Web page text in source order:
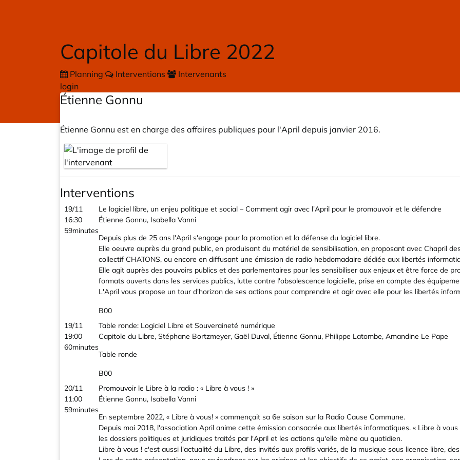
Capitole du Libre 2022
Planning Interventions
Intervenants
login
Étienne Gonnu
Étienne Gonnu est en charge des affaires publiques pour l'April depuis janvier 2016.
Interventions
19/11
16:30
59minutes
Le logiciel libre, un enjeu politique et social – Comment agir avec l'April pour le promouvoir et le défendre
Étienne Gonnu, Isabella Vanni
Depuis plus de 25 ans l'April s'engage pour la promotion et la défense du logiciel libre.
Elle oeuvre auprès du grand public, en produisant du matériel de sensibilisation, en proposant avec Chapril
collectif CHATONS, ou encore en diffusant une émission de radio hebdomadaire dédiée aux libertés
Elle agit auprès des pouvoirs publics et des parlementaires pour les sensibiliser aux enjeux et être force de
formats ouverts dans les services publics, lutte contre l'obsolescence logicielle, prise en compte des
L'April vous propose un tour d'horizon de ses actions pour comprendre et agir avec elle pour les libertés
B00
19/11
19:00
60minutes
Table ronde: Logiciel Libre et Souveraineté numérique
Capitole du Libre, Stéphane Bortzmeyer, Gaël Duval, Étienne Gonnu, Philippe Latombe, Amandine Le Pape
Table ronde
B00
20/11
11:00
59minutes
Promouvoir le Libre à la radio : « Libre à vous ! »
Étienne Gonnu, Isabella Vanni
En septembre 2022, « Libre à vous! » commençait sa 6e saison sur la Radio Cause Commune.
Depuis mai 2018, l'association April anime cette émission consacrée aux libertés informatiques. « Libre à
les dossiers politiques et juridiques traités par l'April et les actions qu'elle mène au quotidien.
Libre à vous ! c'est aussi l'actualité du Libre, des invités aux profils variés, de la musique sous licence libre,